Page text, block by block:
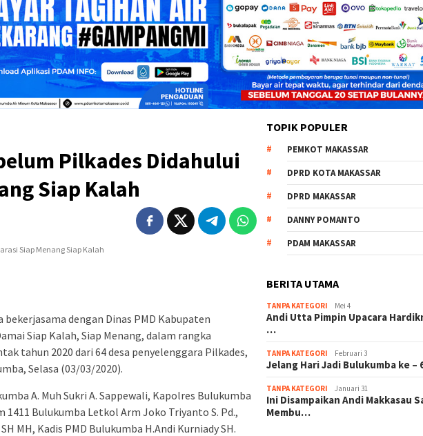
Pilkades Didahului
Siap Kalah
dengan Dinas PMD Kabupaten
Siap Kalah, Siap Menang, dalam rangka
tahun 2020 dari 64 desa penyelenggara Pilkades,
Selasa (03/03/2020).
A. Muh Sukri A. Sappewali, Kapolres Bulukumba
1411 Bulukumba Letkol Arm Joko Triyanto S. Pd.,
MH, Kadis PMD Bulukumba H.Andi Kurniady SH.
TOPIK POPULER
PEMKOT MAKASSAR
DPRD KOTA MAKASSAR
DPRD MAKASSAR
DANNY POMANTO
PDAM MAKASSAR
BERITA UTAMA
TANPA KATEGORI Mei 4
Andi Utta Pimpin Upacara
…
TANPA KATEGORI Februari 3
Jelang Hari Jadi Bulukumba ke –
TANPA KATEGORI Januari 31
Ini Disampaikan Andi Makkasau
Membu…